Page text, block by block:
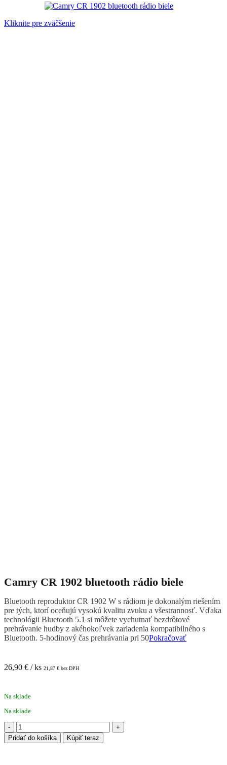
Kliknite pre zväčšenie
Camry CR 1902 bluetooth rádio biele
Bluetooth reproduktor CR 1902 W s rádiom je dokonalým riešením
pre tých, ktorí oceňujú vysokú kvalitu zvuku a všestrannosť. Vďaka
technológii Bluetooth 5.1 si môžete vychutnať bezdrôtové
prehrávanie hudby z akéhokoľvek zariadenia kompatibilného s
Bluetooth. 5-hodinový čas prehrávania pri 50Pokračovať
26,90 € / ks 21,87 € bez DPH
Na sklade
Na sklade
množstvo
Camry
CR
Pridať do košíka Kúpiť teraz